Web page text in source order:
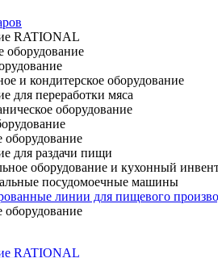
RATIONAL
оборудование
и кондитерское оборудование
для переработки мяса
оборудование
оборудование
для раздачи пищи
оборудование и кухонный
посудомоечные машины
линии для пищевого
оборудование
RATIONAL